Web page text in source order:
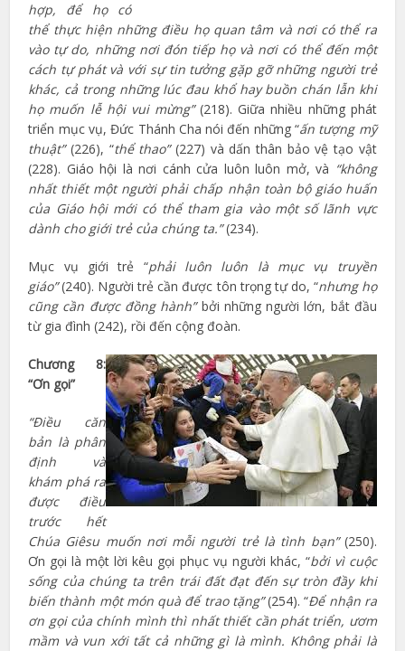
hợp, để họ có
thể thực hiện những điều họ quan tâm và nơi có thể ra
vào tự do, những nơi đón tiếp họ và nơi có thể đến một
cách tự phát và với sự tin tưởng gặp gỡ những người trẻ
khác, cả trong những lúc đau khổ hay buồn chán lẫn khi
họ muốn lễ hội vui mừng”(218). Giữa nhiều những phát
triển mục vụ, Đức Thánh Cha nói đến những “ấn tượng mỹ
thuật” (226), “thể thao” (227) và dấn thân bảo vệ tạo vật
(228). Giáo hội là nơi cánh cửa luôn luôn mở, và “không
nhất thiết một người phải chấp nhận toàn bộ giáo huấn
của Giáo hội mới có thể tham gia vào một số lãnh vực
dành cho giới trẻ của chúng ta.”(234).
Mục vụ giới trẻ “phải luôn luôn là mục vụ truyền
giáo”(240). Người trẻ cần được tôn trọng tự do, “nhưng họ
cũng cần được đồng hành” bởi những người lớn, bắt đầu
từ gia đình (242), rồi đến cộng đoàn.
Chương 8:
“Ơn gọi”
“Điều căn
bản là phân
định và
khám phá ra
được điều
trước hết
Chúa Giêsu muốn nơi mỗi người trẻ là tình bạn” (250).
Ơn gọi là một lời kêu gọi phục vụ người khác, “bởi vì cuộc
sống của chúng ta trên trái đất đạt đến sự tròn đầy khi
biến thành một món quà để trao tặng”(254). “Để nhận ra
ơn gọi của chính mình thì nhất thiết cần phát triển, ươm
mầm và vun xới tất cả những gì là mình. Không phải là